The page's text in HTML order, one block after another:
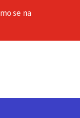
se na